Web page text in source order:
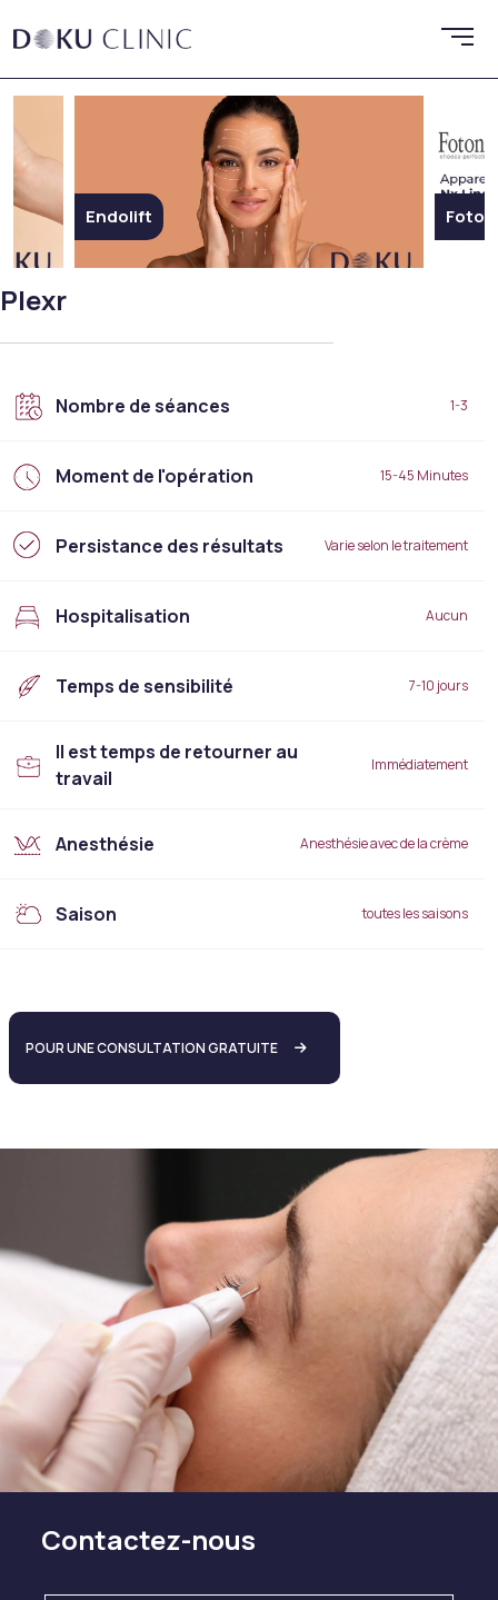
Endolift Fotona SP
Plexr
Nombre de séances 1-3
Moment de l'opération 15-45 Minutes
Persistance des résultats Varie selon le traitement
Hospitalisation Aucun
Temps de sensibilité 7-10 jours
Il est temps de retourner au
travail
Immédiatement
Anesthésie Anesthésie avec de la crème
Saison toutes les saisons
POUR UNE CONSULTATION GRATUITE
Contactez-nous